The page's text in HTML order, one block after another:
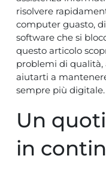
risolvere
computer guasto,
software che si
questo articolo
problemi di qualità,
aiutarti a
sempre più digitale.
Un
in